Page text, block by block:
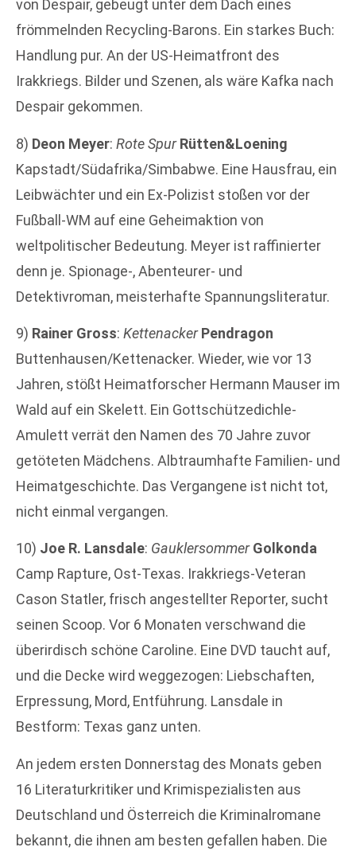
von Despair, gebeugt unter dem Dach eines
frömmelnden Recycling-Barons. Ein starkes Buch:
Handlung pur. An der US-Heimatfront des
Irakkriegs. Bilder und Szenen, als wäre Kafka nach
Despair gekommen.
8) Deon Meyer: Rote Spur Rütten&Loening
Kapstadt/Südafrika/Simbabwe. Eine Hausfrau, ein
Leibwächter und ein Ex-Polizist stoßen vor der
Fußball-WM auf eine Geheimaktion von
weltpolitischer Bedeutung. Meyer ist raffinierter
denn je. Spionage-, Abenteurer- und
Detektivroman, meisterhafte Spannungsliteratur.
9) Rainer Gross: Kettenacker Pendragon
Buttenhausen/Kettenacker. Wieder, wie vor 13
Jahren, stößt Heimatforscher Hermann Mauser im
Wald auf ein Skelett. Ein Gottschützedichle-
Amulett verrät den Namen des 70 Jahre zuvor
getöteten Mädchens. Albtraumhafte Familien- und
Heimatgeschichte. Das Vergangene ist nicht tot,
nicht einmal vergangen.
10) Joe R. Lansdale: Gauklersommer Golkonda
Camp Rapture, Ost-Texas. Irakkriegs-Veteran
Cason Statler, frisch angestellter Reporter, sucht
seinen Scoop. Vor 6 Monaten verschwand die
überirdisch schöne Caroline. Eine DVD taucht auf,
und die Decke wird weggezogen: Liebschaften,
Erpressung, Mord, Entführung. Lansdale in
Bestform: Texas ganz unten.
An jedem ersten Donnerstag des Monats geben
16 Literaturkritiker und Krimispezialisten aus
Deutschland und Österreich die Kriminalromane
bekannt, die ihnen am besten gefallen haben. Die